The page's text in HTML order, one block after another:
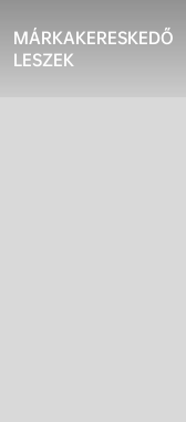
MÁRKAKERESKEDŐ
LESZEK